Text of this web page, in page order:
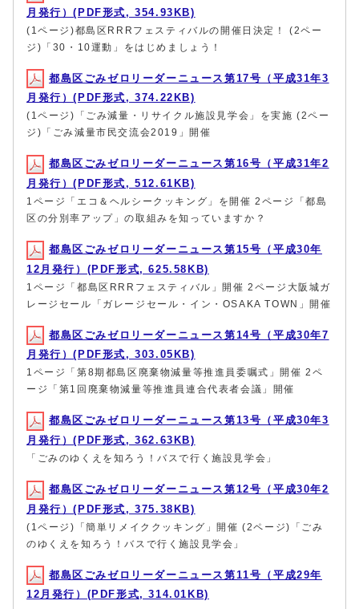
月発行）(PDF形式, 354.93KB)
(1ページ)都島区RRRフェスティバルの開催日決定！ (2ペー
ジ)「30・10運動」をはじめましょう！
都島区ごみゼロリーダーニュース第17号（平成31年3
月発行）(PDF形式, 374.22KB)
(1ページ)「ごみ減量・リサイクル施設見学会」を実施 (2ペー
ジ)「ごみ減量市民交流会2019」開催
都島区ごみゼロリーダーニュース第16号（平成31年2
月発行）(PDF形式, 512.61KB)
1ページ「エコ＆ヘルシークッキング」を開催 2ページ「都島
区の分別率アップ」の取組みを知っていますか？
都島区ごみゼロリーダーニュース第15号（平成30年
12月発行）(PDF形式, 625.58KB)
1ページ「都島区RRRフェスティバル」開催 2ページ大阪城ガ
レージセール「ガレージセール・イン・OSAKA TOWN」開催
都島区ごみゼロリーダーニュース第14号（平成30年7
月発行）(PDF形式, 303.05KB)
1ページ「第8期都島区廃棄物減量等推進員委嘱式」開催 2ペ
ージ「第1回廃棄物減量等推進員連合代表者会議」開催
都島区ごみゼロリーダーニュース第13号（平成30年3
月発行）(PDF形式, 362.63KB)
「ごみのゆくえを知ろう！バスで行く施設見学会」
都島区ごみゼロリーダーニュース第12号（平成30年2
月発行）(PDF形式, 375.38KB)
(1ページ)「簡単リメイククッキング」開催 (2ページ)「ごみ
のゆくえを知ろう！バスで行く施設見学会」
都島区ごみゼロリーダーニュース第11号（平成29年
12月発行）(PDF形式, 314.01KB)